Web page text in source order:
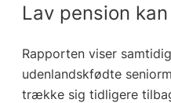
Lav pension
Rapporten viser
udenlandskfødte
trække sig tidligere